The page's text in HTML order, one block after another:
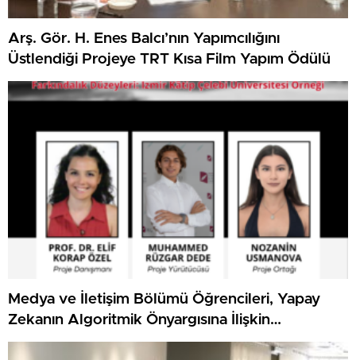
Arş. Gör. H. Enes Balcı’nın Yapımcılığını
Üstlendiği Projeye TRT Kısa Film Yapım Ödülü
Medya ve İletişim Bölümü Öğrencileri, Yapay
Zekanın Algoritmik Önyargısına İlişkin
Farkındalık Düzeylerini Araştıracak